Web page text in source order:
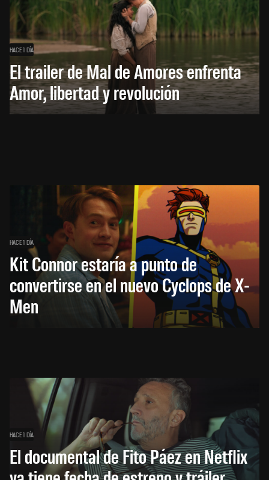
HACE 1 DÍA
El trailer de Mal de Amores enfrenta
Amor, libertad y revolución
HACE 1 DÍA
Kit Connor estaría a punto de
convertirse en el nuevo Cyclops de X-
Men
HACE 1 DÍA
El documental de Fito Páez en Netflix